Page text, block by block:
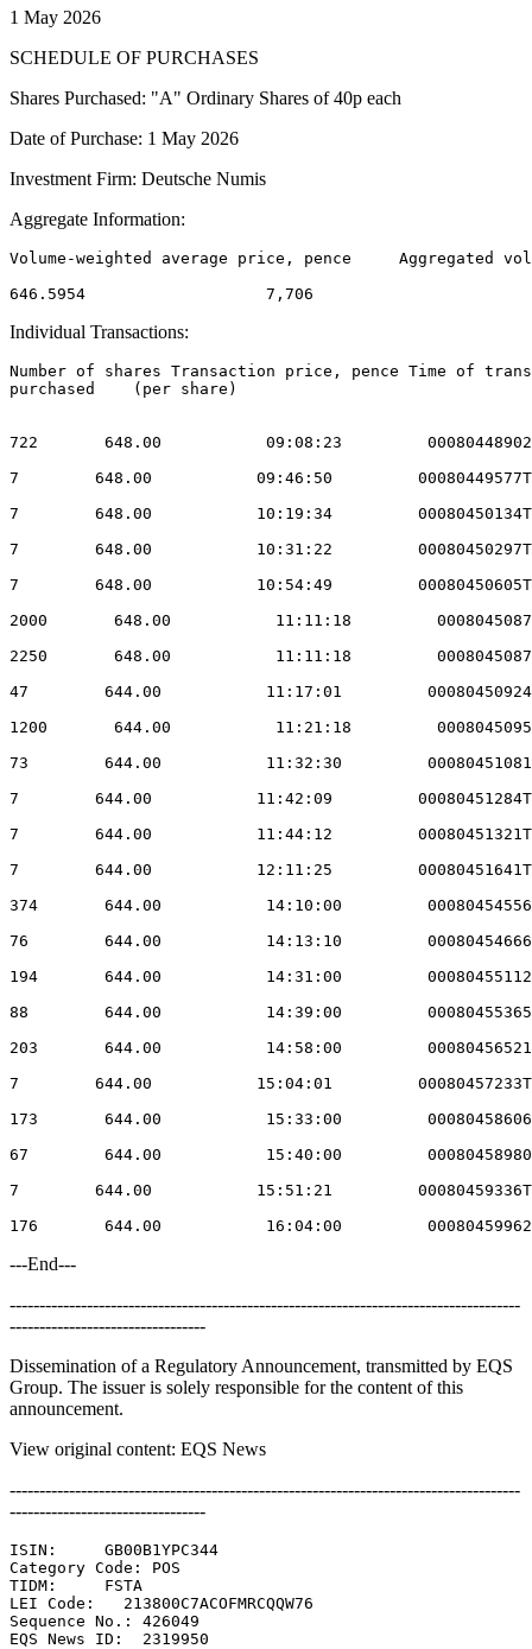
1 May 2026
SCHEDULE OF PURCHASES
Shares Purchased: "A" Ordinary Shares of 40p each
Date of Purchase: 1 May 2026
Investment Firm: Deutsche Numis
Aggregate Information:
Volume-weighted average price, pence     Aggregated
Individual Transactions:
Number of shares Transaction price, pence Time of
purchased    (per share)
722       648.00           09:08:23
7        648.00           09:46:50
7        648.00           10:19:34
7        648.00           10:31:22
7        648.00           10:54:49
2000       648.00           11:11:18
2250       648.00           11:11:18
47        644.00           11:17:01
1200       644.00           11:21:18
73        644.00           11:32:30
7        644.00           11:42:09
7        644.00           11:44:12
7        644.00           12:11:25
374       644.00           14:10:00
76        644.00           14:13:10
194       644.00           14:31:00
88        644.00           14:39:00
203       644.00           14:58:00
7        644.00           15:04:01
173       644.00           15:33:00
67        644.00           15:40:00
7        644.00           15:51:21
---End---
--------------------------------------------------------------------------------------
---------------------------------
Dissemination of a Regulatory Announcement, transmitted by EQS
Group. The issuer is solely responsible for the content of this
announcement.
View original content: EQS News
--------------------------------------------------------------------------------------
---------------------------------
ISIN:     GB00B1YPC344
Category Code: POS
TIDM:     FSTA
LEI Code:   213800C7ACOFMRCQQW76
Sequence No.: 426049
EQS News ID:  2319950